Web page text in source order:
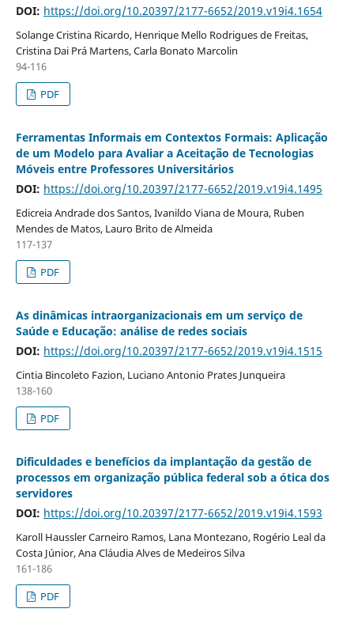
DOI: https://doi.org/10.20397/2177-6652/2019.v19i4.1654
Solange Cristina Ricardo, Henrique Mello Rodrigues de Freitas,
Cristina Dai Prá Martens, Carla Bonato Marcolin
94-116
PDF
Ferramentas Informais em Contextos Formais: Aplicação
de um Modelo para Avaliar a Aceitação de Tecnologias
Móveis entre Professores Universitários
DOI: https://doi.org/10.20397/2177-6652/2019.v19i4.1495
Edicreia Andrade dos Santos, Ivanildo Viana de Moura, Ruben
Mendes de Matos, Lauro Brito de Almeida
117-137
PDF
As dinâmicas intraorganizacionais em um serviço de
Saúde e Educação: análise de redes sociais
DOI: https://doi.org/10.20397/2177-6652/2019.v19i4.1515
Cintia Bincoleto Fazion, Luciano Antonio Prates Junqueira
138-160
PDF
Dificuldades e benefícios da implantação da gestão de
processos em organização pública federal sob a ótica dos
servidores
DOI: https://doi.org/10.20397/2177-6652/2019.v19i4.1593
Karoll Haussler Carneiro Ramos, Lana Montezano, Rogério Leal da
Costa Júnior, Ana Cláudia Alves de Medeiros Silva
161-186
PDF